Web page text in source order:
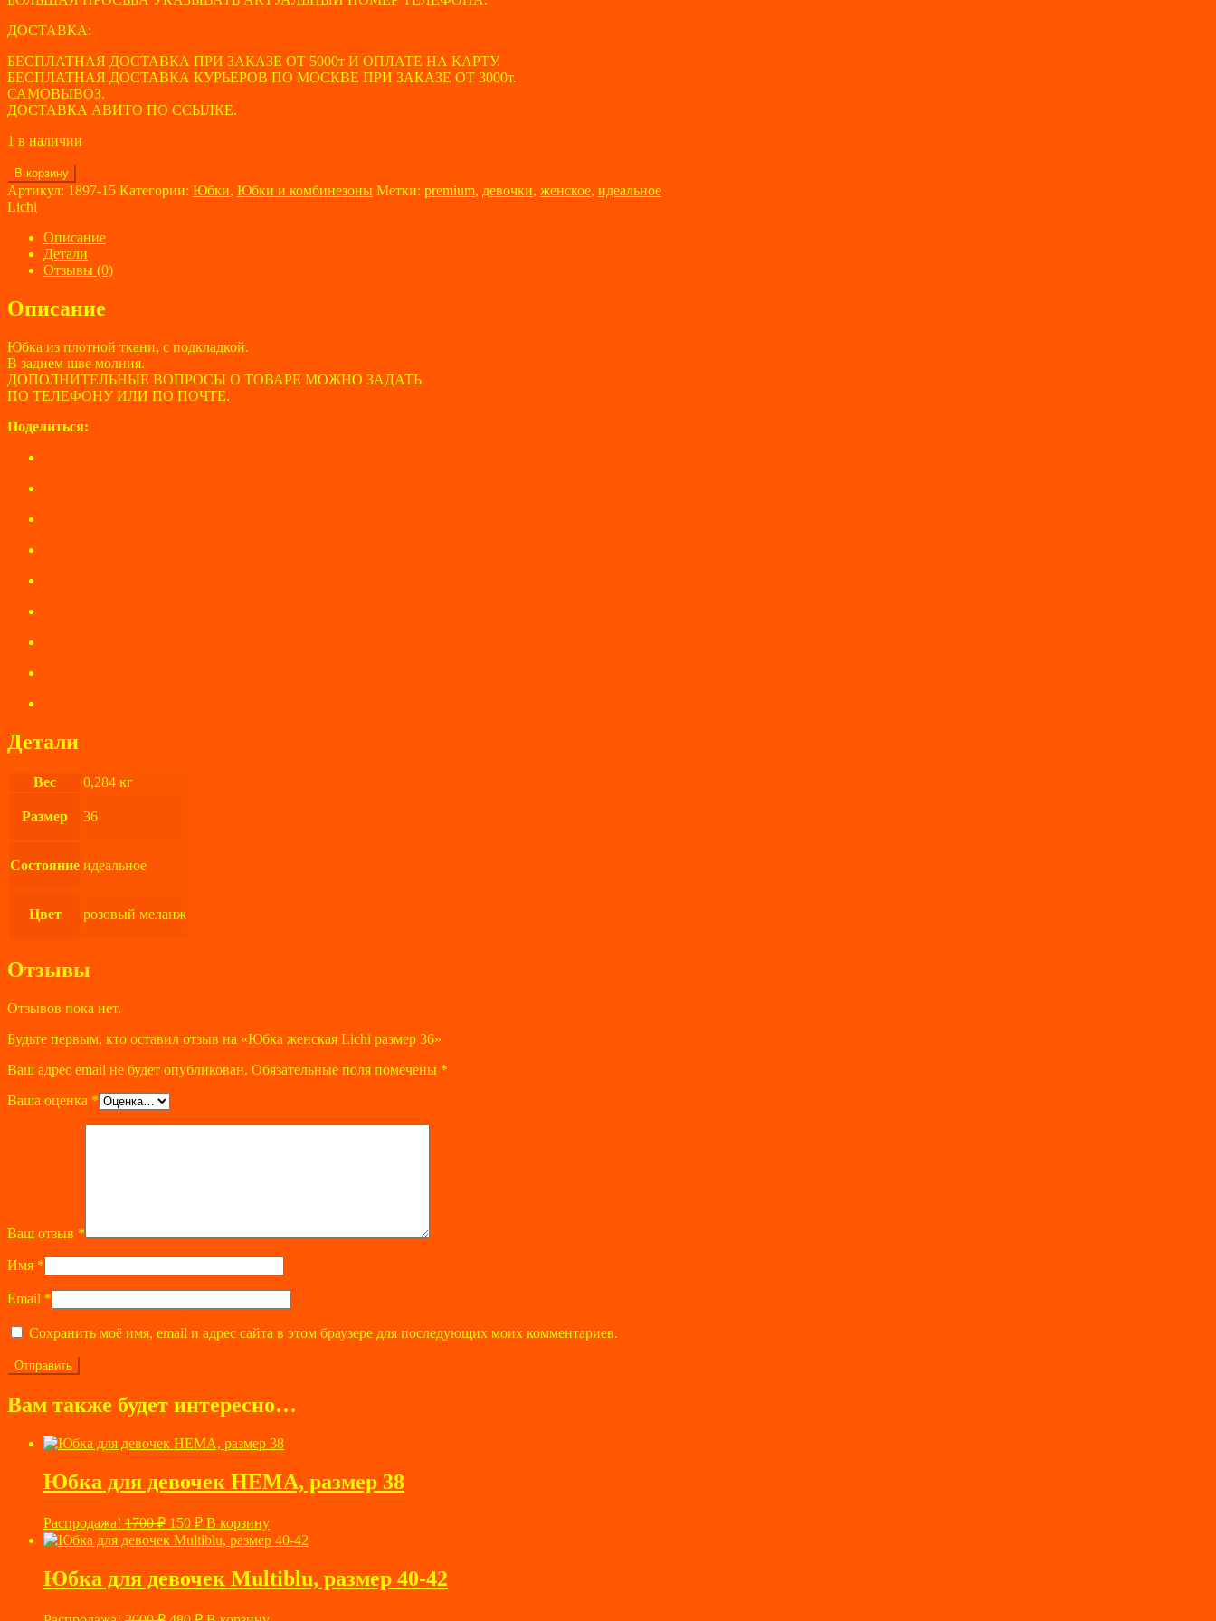
ДОСТАВКА:
БЕСПЛАТНАЯ ДОСТАВКА ПРИ ЗАКАЗЕ ОТ 5000т И ОПЛАТЕ НА КАРТУ.
БЕСПЛАТНАЯ ДОСТАВКА КУРЬЕРОВ ПО МОСКВЕ ПРИ ЗАКАЗЕ ОТ 3000т.
САМОВЫВОЗ.
ДОСТАВКА АВИТО ПО ССЫЛКЕ.
1 в наличии
Количество
товара
Юбка
Lichi
размер
В корзину
Артикул: 1897-15 Категории: Юбки, Юбки и комбинезоны Метки: premium, девочки, женское, идеальное
Lichi
Описание
Детали
Отзывы (0)
Описание
Юбка из плотной ткани, с подкладкой.
В заднем шве молния.
ДОПОЛНИТЕЛЬНЫЕ ВОПРОСЫ О ТОВАРЕ МОЖНО ЗАДАТЬ
ПО ТЕЛЕФОНУ ИЛИ ПО ПОЧТЕ.
Поделиться:
Детали
Вес 0,284 кг
Размер 36
Состояние идеальное
Цвет розовый меланж
Отзывы
Отзывов пока нет.
Будьте первым, кто оставил отзыв на «Юбка женская Lichi размер 36»
Ваш адрес email не будет опубликован. Обязательные поля помечены *
Ваша оценка *
Ваш отзыв *
Имя *
Email *
Сохранить моё имя, email и адрес сайта в этом браузере для последующих моих комментариев.
Вам также будет интересно…
Юбка для девочек HEMA, размер 38
Распродажа! 1700₽ Первоначальная
цена
составляла
150 ₽Текущая
цена:
В корзину
Юбка для девочек Multiblu, размер 40-42
Первоначальная
Текущая